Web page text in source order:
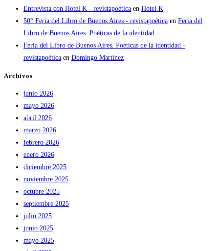
Entrevista con Hotel K - revistapoética en Hotel K
50° Feria del Libro de Buenos Aires - revistapoética en Feria del
Libro de Buenos Aires. Poéticas de la identidad
Feria del Libro de Buenos Aires. Poéticas de la identidad -
revistapoética en Domingo Martínez
Archivos
junio 2026
mayo 2026
abril 2026
marzo 2026
febrero 2026
enero 2026
diciembre 2025
noviembre 2025
octubre 2025
septiembre 2025
julio 2025
junio 2025
mayo 2025